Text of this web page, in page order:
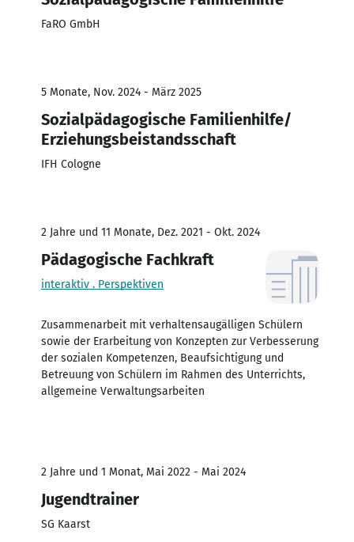
FaRO GmbH
5 Monate, Nov. 2024 - März 2025
Sozialpädagogische Familienhilfe/
Erziehungsbeistandsschaft
IFH Cologne
2 Jahre und 11 Monate, Dez. 2021 - Okt. 2024
Pädagogische Fachkraft
interaktiv . Perspektiven
Zusammenarbeit mit verhaltensaugälligen Schülern
sowie der Erarbeitung von Konzepten zur Verbesserung
der sozialen Kompetenzen, Beaufsichtigung und
Betreuung von Schülern im Rahmen des Unterrichts,
allgemeine Verwaltungsarbeiten
2 Jahre und 1 Monat, Mai 2022 - Mai 2024
Jugendtrainer
SG Kaarst